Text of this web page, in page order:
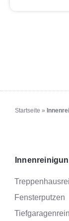
Startseite »
Fensterputzen